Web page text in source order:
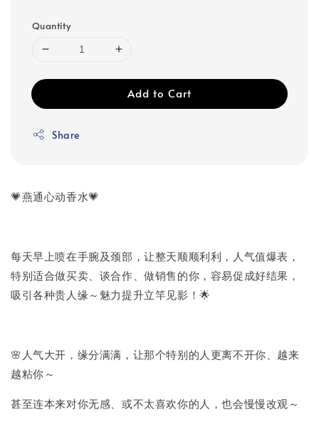
Quantity
Add to Cart
Share
💗燕通心动香水💗
每天早上喷在手腕及颈部，让整天顺顺利利，人气值爆表，
特别适合做买卖、谈合作、做销售的你，容易促成好结果，
吸引各种贵人缘～魅力提升立竿见影！🌟
🌸人气大开，缘分满满，让那个特别的人更离不开你、越来
越粘你～
甚至连本来对你无感、或不太喜欢你的人，也会慢慢改观～